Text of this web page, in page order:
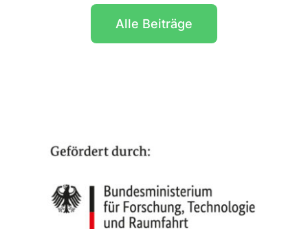
Alle Beiträge